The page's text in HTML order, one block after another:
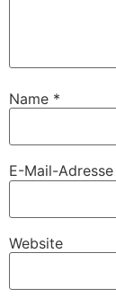
Name *
E-Mail-Adresse
Website